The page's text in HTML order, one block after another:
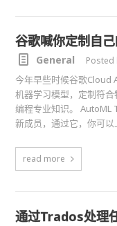
谷歌喊你定制自
General Posted
今年早些时候谷歌Cloud
机器学习模型，定制符
编程专业知识。 AutoML
新成员，通过它，你可以
read more
通过Trados处理